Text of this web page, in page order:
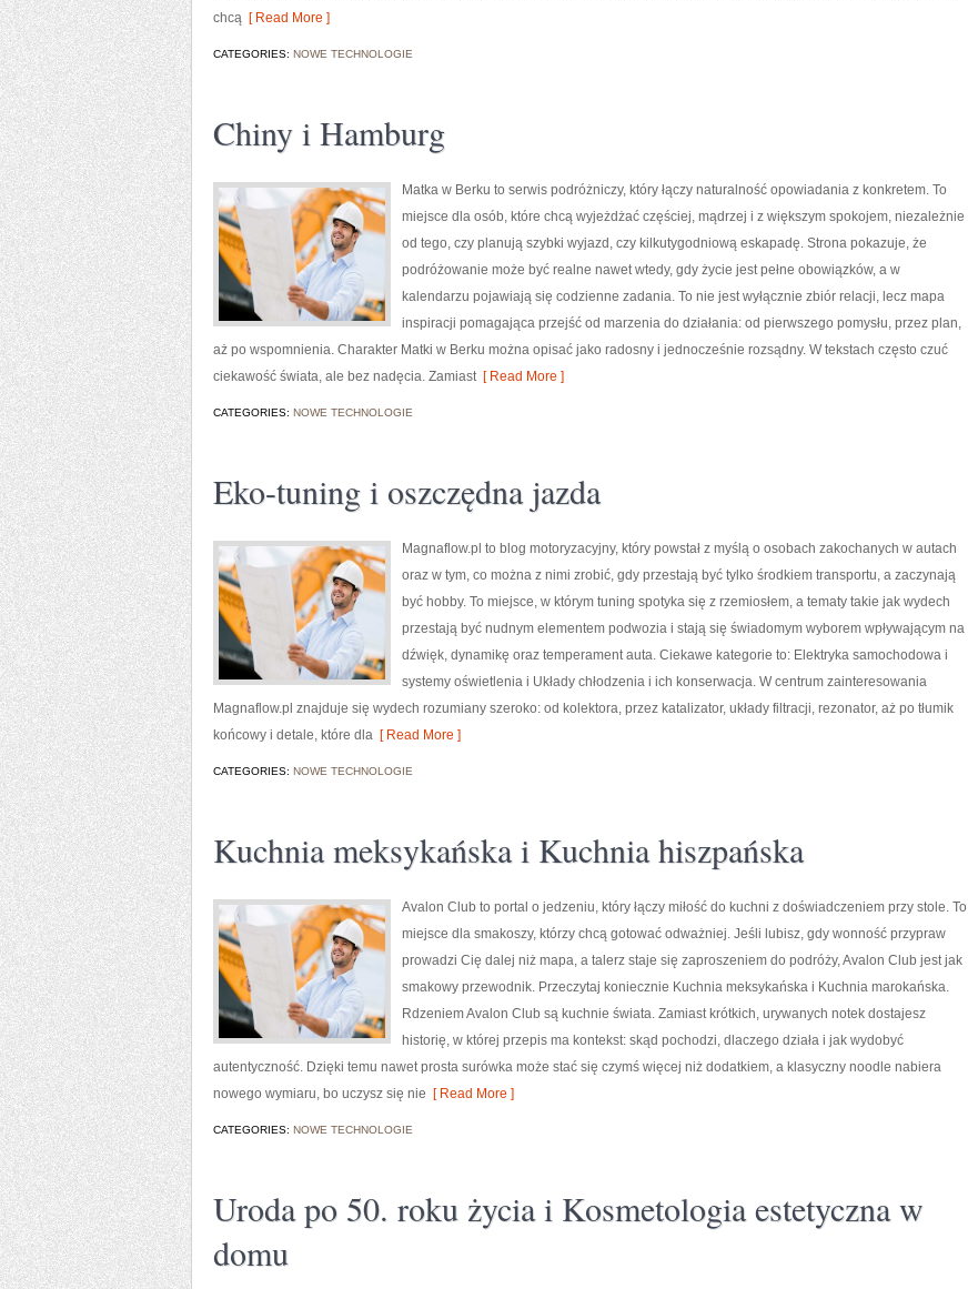
chcą [ Read More ]
CATEGORIES: NOWE TECHNOLOGIE
Chiny i Hamburg
Matka w Berku to serwis podróżniczy, który łączy naturalność opowiadania z konkretem. To
miejsce dla osób, które chcą wyjeżdżać częściej, mądrzej i z większym spokojem, niezależnie
od tego, czy planują szybki wyjazd, czy kilkutygodniową eskapadę. Strona pokazuje, że
podróżowanie może być realne nawet wtedy, gdy życie jest pełne obowiązków, a w
kalendarzu pojawiają się codzienne zadania. To nie jest wyłącznie zbiór relacji, lecz mapa
inspiracji pomagająca przejść od marzenia do działania: od pierwszego pomysłu, przez plan,
aż po wspomnienia. Charakter Matki w Berku można opisać jako radosny i jednocześnie rozsądny. W tekstach często czuć
ciekawość świata, ale bez nadęcia. Zamiast[ Read More ]
CATEGORIES: NOWE TECHNOLOGIE
Eko-tuning i oszczędna jazda
Magnaflow.pl to blog motoryzacyjny, który powstał z myślą o osobach zakochanych w autach
oraz w tym, co można z nimi zrobić, gdy przestają być tylko środkiem transportu, a zaczynają
być hobby. To miejsce, w którym tuning spotyka się z rzemiosłem, a tematy takie jak wydech
przestają być nudnym elementem podwozia i stają się świadomym wyborem wpływającym na
dźwięk, dynamikę oraz temperament auta. Ciekawe kategorie to: Elektryka samochodowa i
systemy oświetlenia i Układy chłodzenia i ich konserwacja. W centrum zainteresowania
Magnaflow.pl znajduje się wydech rozumiany szeroko: od kolektora, przez katalizator, układy filtracji, rezonator, aż po tłumik
końcowy i detale, które dla [ Read More ]
CATEGORIES: NOWE TECHNOLOGIE
Kuchnia meksykańska i Kuchnia hiszpańska
Avalon Club to portal o jedzeniu, który łączy miłość do kuchni z doświadczeniem przy stole. To
miejsce dla smakoszy, którzy chcą gotować odważniej. Jeśli lubisz, gdy wonność przypraw
prowadzi Cię dalej niż mapa, a talerz staje się zaproszeniem do podróży, Avalon Club jest jak
smakowy przewodnik. Przeczytaj koniecznie Kuchnia meksykańska i Kuchnia marokańska.
Rdzeniem Avalon Club są kuchnie świata. Zamiast krótkich, urywanych notek dostajesz
historię, w której przepis ma kontekst: skąd pochodzi, dlaczego działa i jak wydobyć
autentyczność. Dzięki temu nawet prosta surówka może stać się czymś więcej niż dodatkiem, a klasyczny noodle nabiera
nowego wymiaru, bo uczysz się nie [ Read More ]
CATEGORIES: NOWE TECHNOLOGIE
Uroda po 50. roku życia i Kosmetologia estetyczna w
domu